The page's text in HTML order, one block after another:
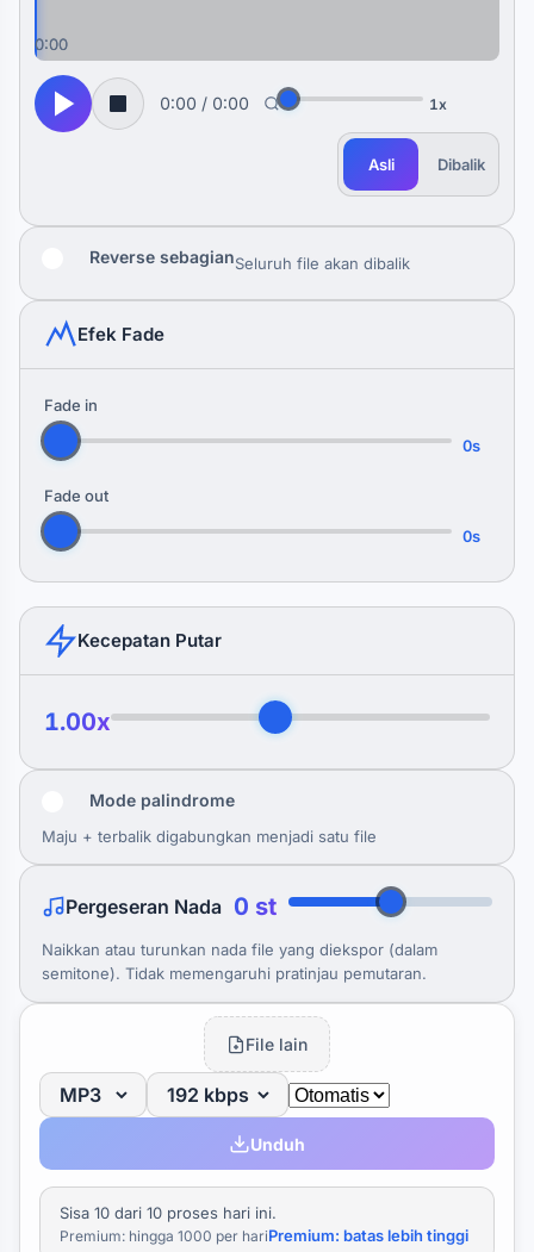
0:00
0:00
0:00 / 0:00 1x
Asli Dibalik
Reverse sebagianSeluruh file akan dibalik
Efek Fade
Fade in
0s
Fade out
0s
Kecepatan Putar
1.00x
Mode palindrome
Maju + terbalik digabungkan menjadi satu file
Pergeseran Nada 0 st
Naikkan atau turunkan nada file yang diekspor (dalam
semitone). Tidak memengaruhi pratinjau pemutaran.
File lain
Unduh
Sisa 10 dari 10 proses hari ini.
Premium: hingga 1000 per hariPremium: batas lebih tinggi